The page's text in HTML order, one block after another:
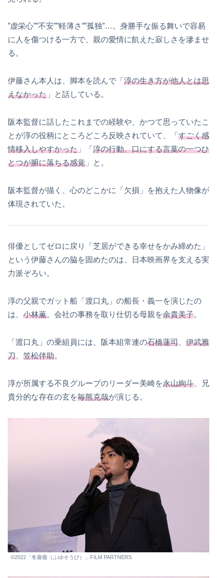
”虚栄心””不安””軽薄さ””孤独”…。身勝手な振る舞いで容易
に人を傷つける一方で、親の愛情に飢えた寂しさを滲ませ
る。
伊藤さん本人は、脚本を読んで「 淳の生き方が他人とは思
えなかった 」と話している。
阪本監督に話したこれまでの経験や、かつて思っていたこ
とが淳の役柄にところどころ反映されていて、「 すごく感
情移入しやすかった 」「 淳の行動、口にする言葉の一つひ
とつが腑に落ちる感覚 」と。
阪本監督が描く、心のどこかに「欠損」を抱えた人物像が
体現されていた。
俳優としてゼロに戻り「芝居ができる幸せをかみ締めた」
という伊藤さんの脇を固めたのは、日本映画界を支える実
力派ぞろい。
淳の父親でガット船「渡口丸」の船長・義一を演じたの
は、 小林薫。会社の事務を取り仕切る母親を余貴美子。
「渡口丸」の乗組員には、阪本組常連の石橋蓮司
伊武雅
刀
笠松伴助。
淳が所属する不良グループのリーダー美崎を永山絢斗 、兄
貴分的な存在の玄を毎熊克哉が演じる。
©2022「冬薔薇（ふゆそうび）」FILM PARTNERS